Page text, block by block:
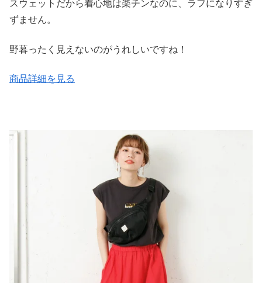
スウェットだから着心地は楽チンなのに、ラフになりすぎ
ずません。
野暮ったく見えないのがうれしいですね！
商品詳細を見る